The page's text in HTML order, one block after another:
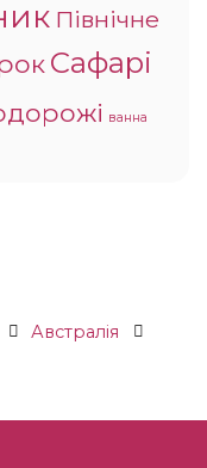
Північне
Сафарі
ванна
Австралія